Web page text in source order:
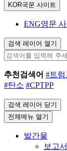
KOR국문 사이트
ENG영문
검색 레이어 열기
추천검색어 #트럼
#탄소 #CPTPP
검색 레이어 닫기
전체메뉴 열기
발간물
보고서